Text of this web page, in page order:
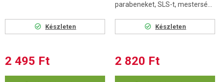
Készleten
2 495 Ft
parabeneket, SLS-t, mestersé...
Készleten
2 820 Ft